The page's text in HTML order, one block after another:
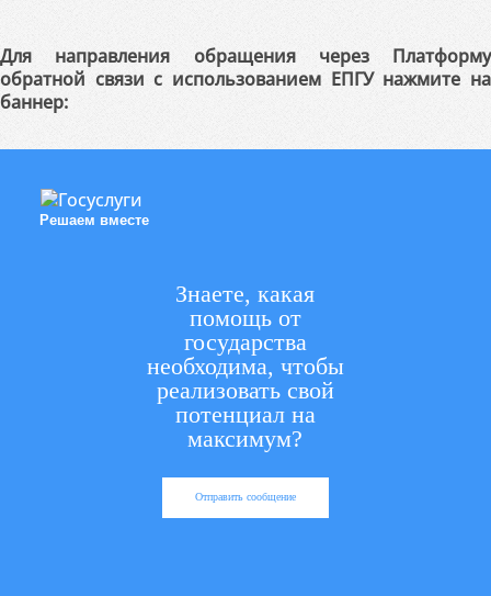
Для направления обращения через Платформу
обратной связи с использованием ЕПГУ нажмите на
баннер:
Решаем вместе
Знаете, какая
помощь от
государства
необходима, чтобы
реализовать свой
потенциал на
максимум?
Отправить сообщение